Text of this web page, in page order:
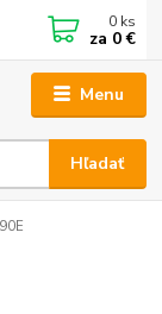
Menu
Hľadať
0 ks
za 0 €